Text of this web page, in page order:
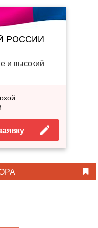
РОССИИ
и высокий